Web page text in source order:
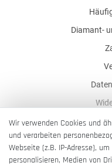
Diamant-
Wir verwenden Cookies und
und verarbeiten
Webseite (z.B. IP-Adresse),
personalisieren, Medien von